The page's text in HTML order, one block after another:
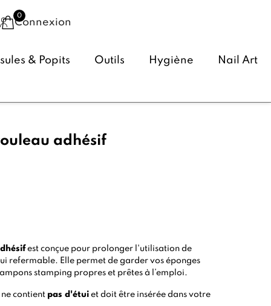
Connexion
& Popits Outils Hygiène Nail Art
adhésif
est conçue pour prolonger l'utilisation de
refermable. Elle permet de garder vos éponges
stamping propres et prêtes à l’emploi.
contient pas d'étui et doit être insérée dans votre